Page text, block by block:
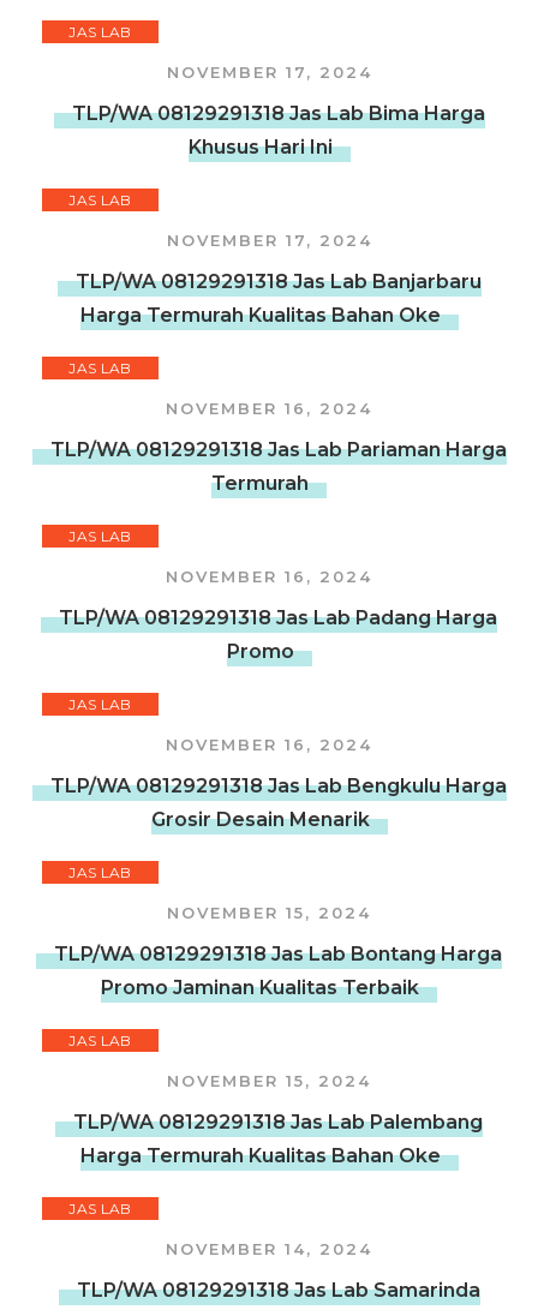
JAS LAB
NOVEMBER 17, 2024
TLP/WA 08129291318 Jas Lab Bima Harga
Khusus Hari Ini
JAS LAB
NOVEMBER 17, 2024
TLP/WA 08129291318 Jas Lab Banjarbaru
Harga Termurah Kualitas Bahan Oke
JAS LAB
NOVEMBER 16, 2024
TLP/WA 08129291318 Jas Lab Pariaman Harga
Termurah
JAS LAB
NOVEMBER 16, 2024
TLP/WA 08129291318 Jas Lab Padang Harga
Promo
JAS LAB
NOVEMBER 16, 2024
TLP/WA 08129291318 Jas Lab Bengkulu Harga
Grosir Desain Menarik
JAS LAB
NOVEMBER 15, 2024
TLP/WA 08129291318 Jas Lab Bontang Harga
Promo Jaminan Kualitas Terbaik
JAS LAB
NOVEMBER 15, 2024
TLP/WA 08129291318 Jas Lab Palembang
Harga Termurah Kualitas Bahan Oke
JAS LAB
NOVEMBER 14, 2024
TLP/WA 08129291318 Jas Lab Samarinda